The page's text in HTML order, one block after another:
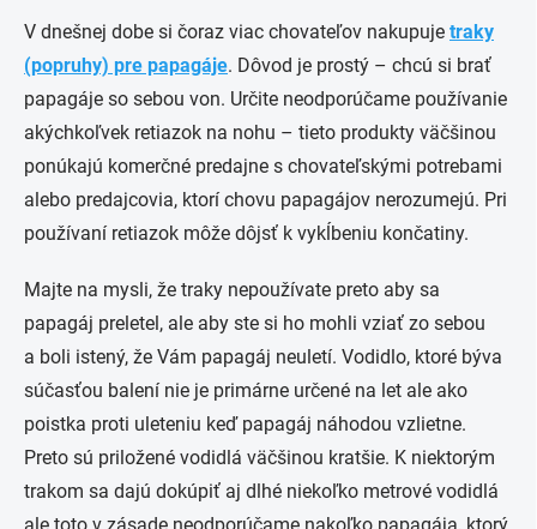
V dnešnej dobe si čoraz viac chovateľov nakupuje traky
(popruhy) pre papagáje. Dôvod je prostý – chcú si brať
papagáje so sebou von. Určite neodporúčame používanie
akýchkoľvek retiazok na nohu – tieto produkty väčšinou
ponúkajú komerčné predajne s chovateľskými potrebami
alebo predajcovia, ktorí chovu papagájov nerozumejú. Pri
používaní retiazok môže dôjsť k vykĺbeniu končatiny.
Majte na mysli, že traky nepoužívate preto aby sa
papagáj preletel, ale aby ste si ho mohli vziať zo sebou
a boli istený, že Vám papagáj neuletí. Vodidlo, ktoré býva
súčasťou balení nie je primárne určené na let ale ako
poistka proti uleteniu keď papagáj náhodou vzlietne.
Preto sú priložené vodidlá väčšinou kratšie. K niektorým
trakom sa dajú dokúpiť aj dlhé niekoľko metrové vodidlá